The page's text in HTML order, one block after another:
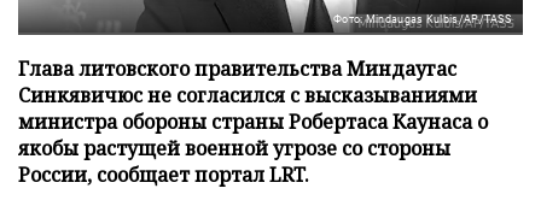
Фото: Mindaugas Kulbis/AP/TASS
Глава литовского правительства Миндаугас
Синкявичюс не согласился с высказываниями
министра обороны страны Робертаса Каунаса о
якобы растущей военной угрозе со стороны
России, сообщает портал LRT.